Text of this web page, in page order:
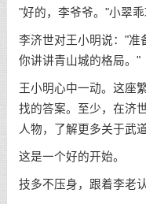
"好的，李爷爷。"小翠
李济世对王小明说："准
你讲讲青山城的格局。"
王小明心中一动。这座
找的答案。至少，在济
人物，了解更多关于武
这是一个好的开始。
技多不压身，跟着李老